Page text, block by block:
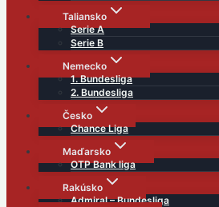
Taliansko
Serie A
Serie B
Nemecko
1. Bundesliga
2. Bundesliga
Česko
Chance Liga
Maďarsko
OTP Bank liga
Rakúsko
Admiral – Bundesliga